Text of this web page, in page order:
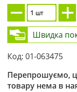
Швидка
Код: 01-063475
Перепрошуємо,
товару нема в